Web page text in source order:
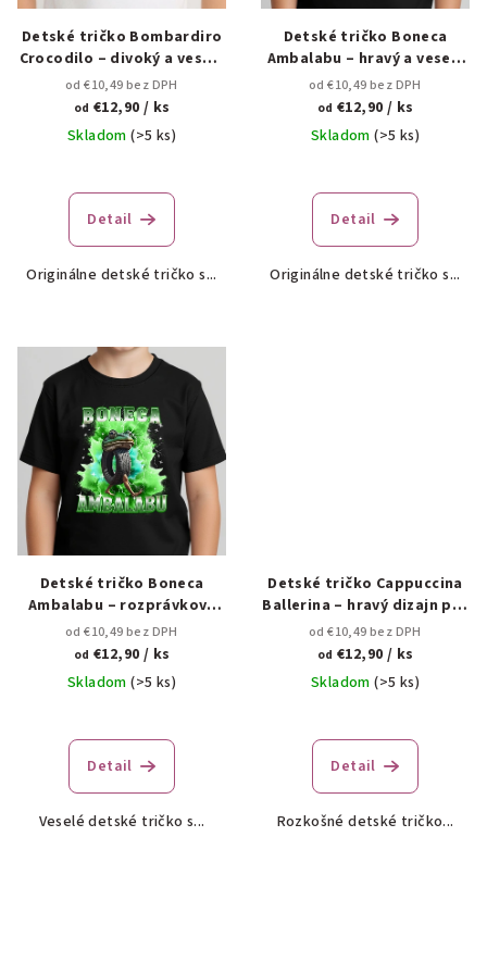
v
o
d
u
Detské tričko Bombardiro
Crocodilo – divoký a veselý
štýl 🐊✨
od €10,49 bez DPH
od €12,90 / ks
Skladom(>5 ks)
Detail
Originálne detské tričko s...
Detské tričko Boneca
Ambalabu – hravý a veselý
dizajn 🎀✨
od €10,49 bez DPH
od €12,90 / ks
Skladom(>5 ks)
Detail
Originálne detské tričko s...
Detské tričko Boneca
Ambalabu – rozprávkový
štýl pre deti
od €10,49 bez DPH
od €12,90 / ks
Skladom(>5 ks)
Detail
Veselé detské tričko s...
Detské tričko Cappuccina
Ballerina – hravý dizajn pre
malých snílkov 🩰☕
od €10,49 bez DPH
od €12,90 / ks
Skladom(>5 ks)
Detail
Rozkošné detské tričko...